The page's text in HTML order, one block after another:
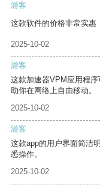
游客
这款软件的价格非常实惠
2025-10-02
游客
这款加速器VPM应用程
助你在网络上自由移动。
2025-10-02
游客
这款app的用户界面简洁
悉操作。
2025-10-02